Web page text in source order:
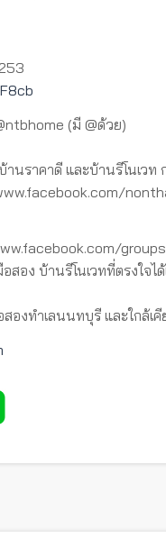
(มี @ด้วย)
นราคาดี และบ้านรีโนเว
อง บ้านรีโนเวทที่ตรงใจได้
งทำเลนนทบุรี และใกล้เคี